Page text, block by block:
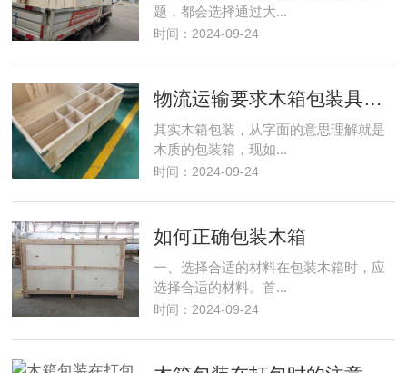
题，都会选择通过大...
时间：2024-09-24
物流运输要求木箱包装具备什么样的性能？
其实木箱包装，从字面的意思理解就是
木质的包装箱，现如...
时间：2024-09-24
如何正确包装木箱
一、选择合适的材料在包装木箱时，应
选择合适的材料。首...
时间：2024-09-24